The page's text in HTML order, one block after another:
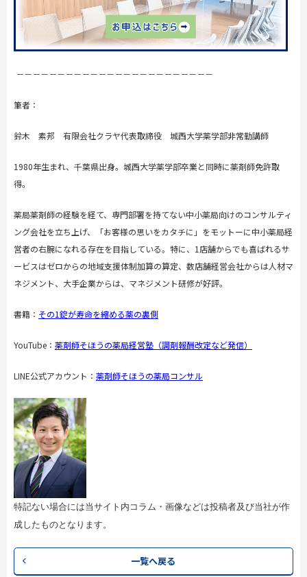
－－－－－－－－－－－－－－－－－－－－－－－－
筆者：
鈴木 素邦 有限会社クラヤ代表取締役 城西大学薬学部非常勤講師
1980年生まれ、千葉県出身。城西大学薬学部卒業と同時に薬剤師免許取
得。
薬局薬剤師の経験を経て、専門部署を持てない中小薬局向けのコンサルティ
ング会社を立ち上げ、「お客様の思いをカタチに」をモットーに中小薬局経
営者の右腕になれる存在を目指している。特に、 1 店舗からでも喜ばれるサ
ービスはゼロからの地域支援体制加算の算定、数店舗経営会社からは人材マ
ネジメント、大手企業からは、マネジメント研修が好評。
書籍： その1錠が寿命を縮める薬の裏側
YouTube： 薬剤師そほうの薬局経営塾（調剤報酬改定など発信）
LINE公式アカウント： 薬剤師そほうの薬局コンサル
特記ない場合には当サイト内コラム・画像などは投稿者及び当社が作
成したものとなります。
一覧へ戻る